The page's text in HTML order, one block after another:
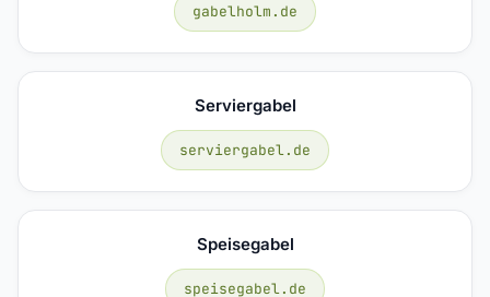
gabelholm.de
Serviergabel
serviergabel.de
Speisegabel
speisegabel.de